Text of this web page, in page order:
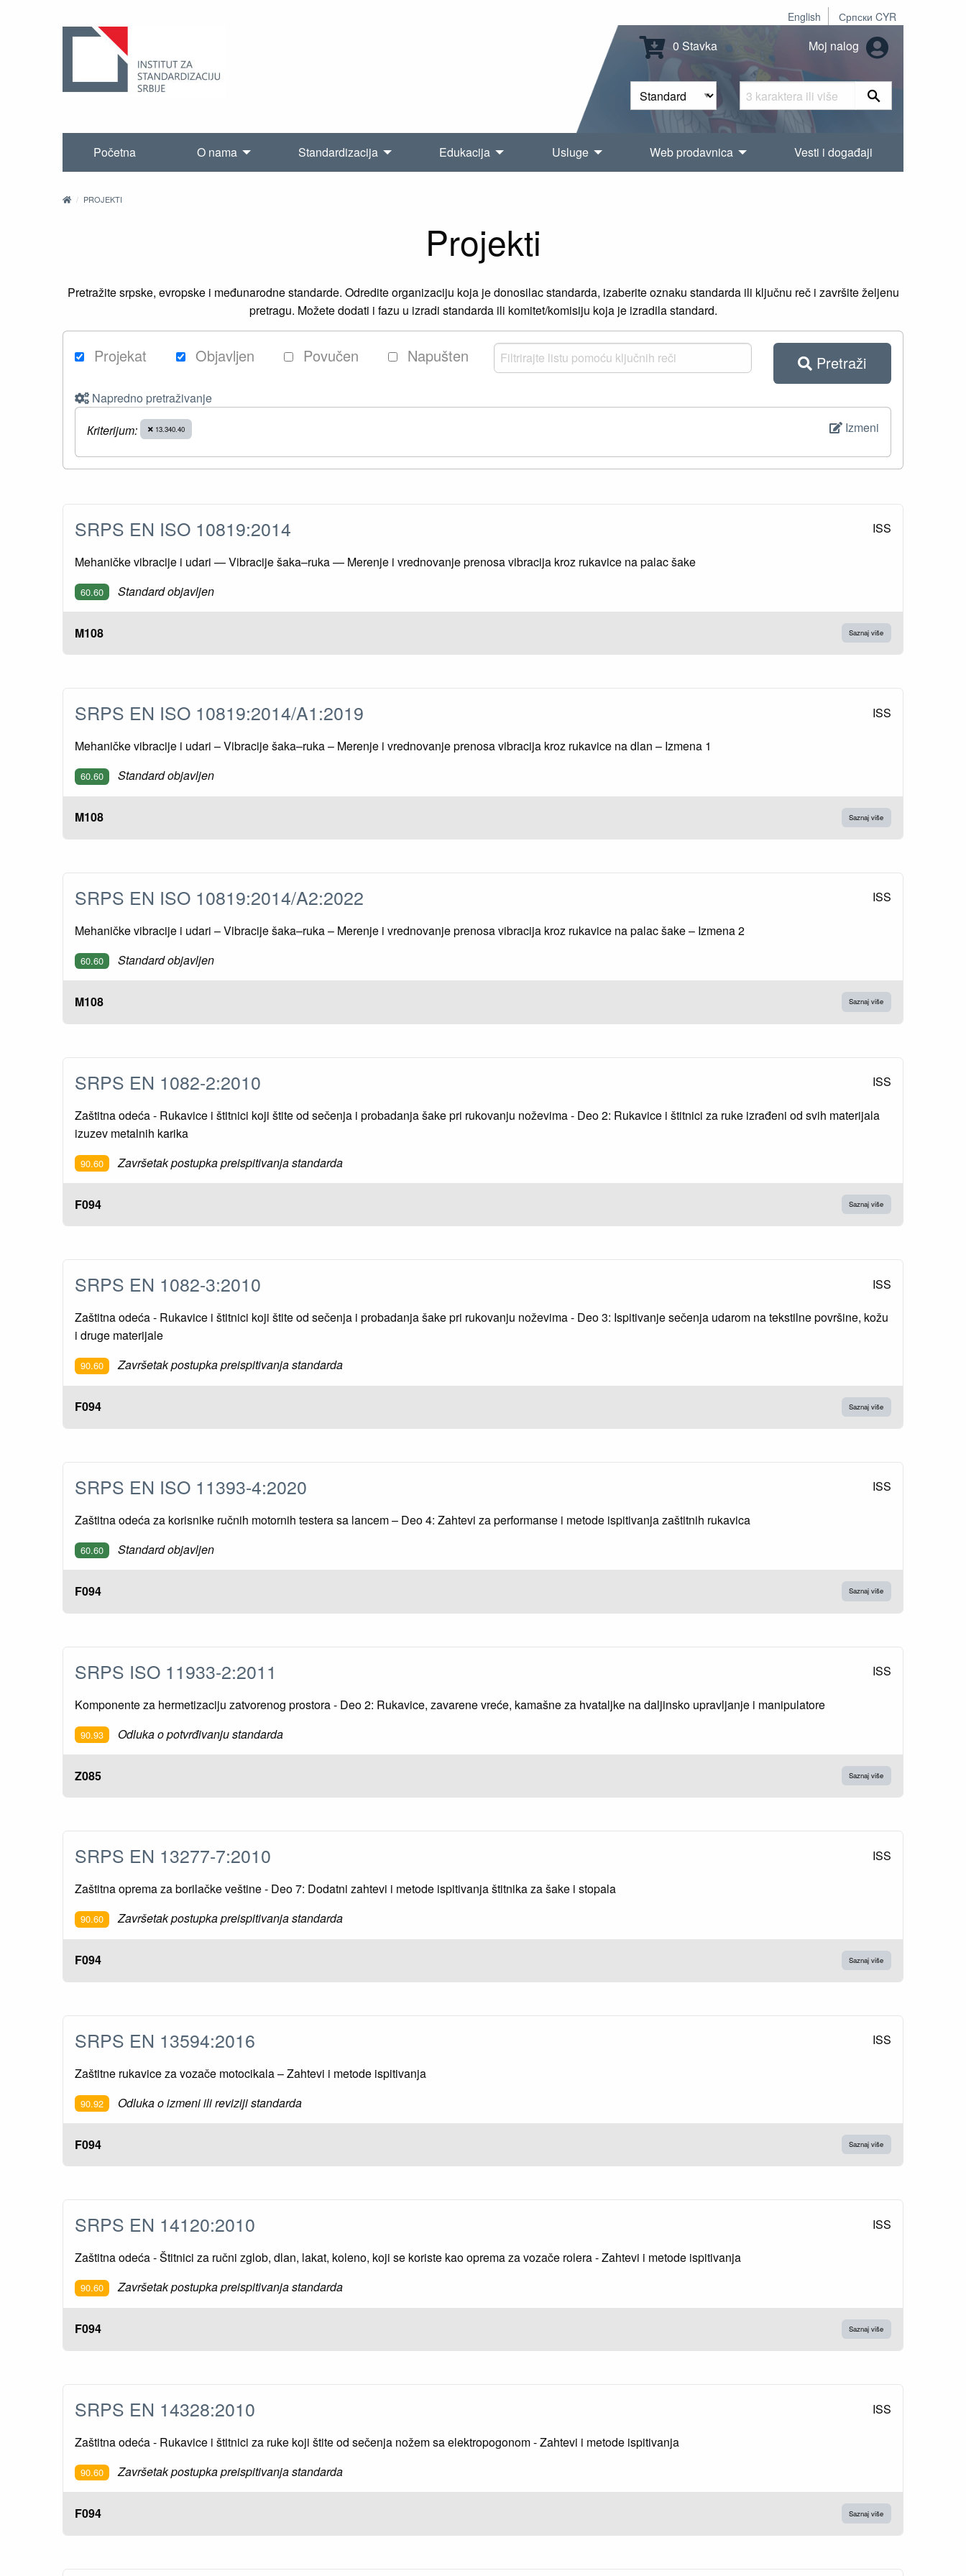
English Српски CYR
0 Stavka Moj nalog
Početna O nama Standardizacija Edukacija Usluge Web prodavnica Vesti i događaji
PROJEKTI
Projekti
Pretražite srpske, evropske i međunarodne standarde. Odredite organizaciju koja je donosilac standarda, izaberite oznaku standarda ili ključnu reč i završite željenu
pretragu. Možete dodati i fazu u izradi standarda ili komitet/komisiju koja je izradila standard.
Projekat Objavljen Povučen Napušten Pretraži
Napredno pretraživanje
Кriterijum:
13.340.40 Izmeni
SRPS EN ISO 10819:2014 ISS
Mehaničke vibracije i udari — Vibracije šaka–ruka — Merenje i vrednovanje prenosa vibracija kroz rukavice na palac šake
60.60 Standard objavljen
M108 Saznaj više
SRPS EN ISO 10819:2014/A1:2019 ISS
Mehaničke vibracije i udari – Vibracije šaka–ruka – Merenje i vrednovanje prenosa vibracija kroz rukavice na dlan – Izmena 1
60.60 Standard objavljen
M108 Saznaj više
SRPS EN ISO 10819:2014/A2:2022 ISS
Mehaničke vibracije i udari – Vibracije šaka–ruka – Merenje i vrednovanje prenosa vibracija kroz rukavice na palac šake – Izmena 2
60.60 Standard objavljen
M108 Saznaj više
SRPS EN 1082-2:2010 ISS
Zaštitna odeća - Rukavice i štitnici koji štite od sečenja i probadanja šake pri rukovanju noževima - Deo 2: Rukavice i štitnici za ruke izrađeni od svih materijala
izuzev metalnih karika
90.60 Završetak postupka preispitivanja standarda
F094 Saznaj više
SRPS EN 1082-3:2010 ISS
Zaštitna odeća - Rukavice i štitnici koji štite od sečenja i probadanja šake pri rukovanju noževima - Deo 3: Ispitivanje sečenja udarom na tekstilne površine, kožu
i druge materijale
90.60 Završetak postupka preispitivanja standarda
F094 Saznaj više
SRPS EN ISO 11393-4:2020 ISS
Zaštitna odeća za korisnike ručnih motornih testera sa lancem – Deo 4: Zahtevi za performanse i metode ispitivanja zaštitnih rukavica
60.60 Standard objavljen
F094 Saznaj više
SRPS ISO 11933-2:2011 ISS
Komponente za hermetizaciju zatvorenog prostora - Deo 2: Rukavice, zavarene vreće, kamašne za hvataljke na daljinsko upravljanje i manipulatore
90.93 Odluka o potvrđivanju standarda
Z085 Saznaj više
SRPS EN 13277-7:2010 ISS
Zaštitna oprema za borilačke veštine - Deo 7: Dodatni zahtevi i metode ispitivanja štitnika za šake i stopala
90.60 Završetak postupka preispitivanja standarda
F094 Saznaj više
SRPS EN 13594:2016 ISS
Zaštitne rukavice za vozače motocikala – Zahtevi i metode ispitivanja
90.92 Odluka o izmeni ili reviziji standarda
F094 Saznaj više
SRPS EN 14120:2010 ISS
Zaštitna odeća - Štitnici za ručni zglob, dlan, lakat, koleno, koji se koriste kao oprema za vozače rolera - Zahtevi i metode ispitivanja
90.60 Završetak postupka preispitivanja standarda
F094 Saznaj više
SRPS EN 14328:2010 ISS
Zaštitna odeća - Rukavice i štitnici za ruke koji štite od sečenja nožem sa elektropogonom - Zahtevi i metode ispitivanja
90.60 Završetak postupka preispitivanja standarda
F094 Saznaj više